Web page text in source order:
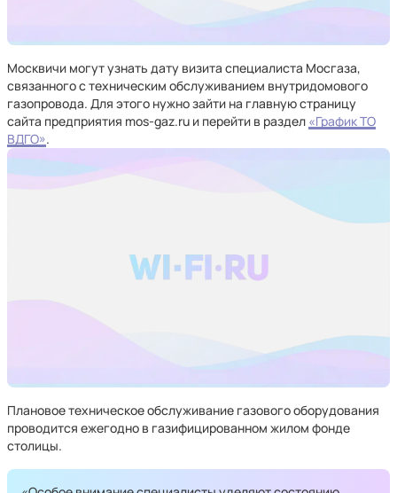
Москвичи могут узнать дату визита специалиста Мосгаза,
связанного с техническим обслуживанием внутридомового
газопровода. Для этого нужно зайти на главную страницу
сайта предприятия mos-gaz.ru и перейти в раздел «График ТО
ВДГО».
Плановое техническое обслуживание газового оборудования
проводится ежегодно в газифицированном жилом фонде
столицы.